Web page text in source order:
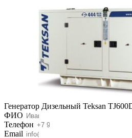
Генератор Дизельный Teksan
ФИО
Телефон
Email